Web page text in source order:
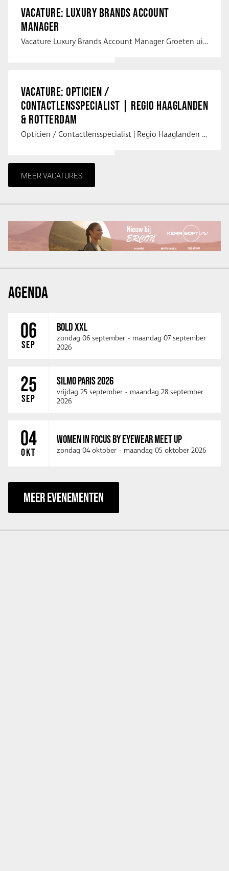
VACATURE: LUXURY BRANDS ACCOUNT
MANAGER
Vacature Luxury Brands Account Manager Groeten uit Spanje! Vanaf mijn …
VACATURE: OPTICIEN /
CONTACTLENSSPECIALIST | REGIO HAAGLANDEN
& ROTTERDAM
Opticien / Contactlensspecialist | Regio Haaglanden & Rotterdam Saludos uit …
MEER VACATURES
AGENDA
06
SEP
BOLD XXL
zondag 06 september - maandag 07 september
2026
25
SEP
SILMO PARIS 2026
vrijdag 25 september - maandag 28 september
2026
04
OKT
WOMEN IN FOCUS BY EYEWEAR MEET UP
zondag 04 oktober - maandag 05 oktober 2026
MEER EVENEMENTEN